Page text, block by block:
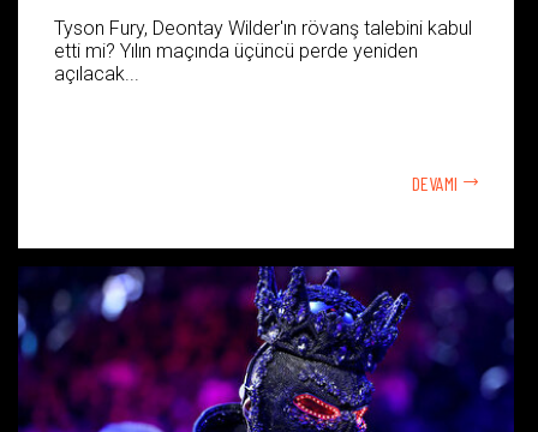
Tyson Fury, Deontay Wilder'ın rövanş talebini kabul
etti mi? Yılın maçında üçüncü perde yeniden
açılacak...
DEVAMI